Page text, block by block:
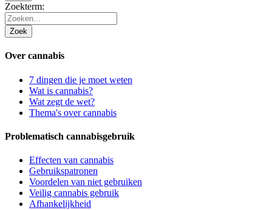
Zoekterm:
Zoek
Over cannabis
7 dingen die je moet weten
Wat is cannabis?
Wat zegt de wet?
Thema's over cannabis
Problematisch cannabisgebruik
Effecten van cannabis
Gebruikspatronen
Voordelen van niet gebruiken
Veilig cannabis gebruik
Afhankelijkheid